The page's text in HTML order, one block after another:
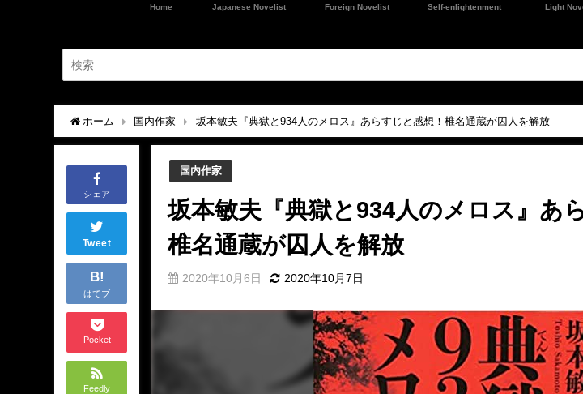
Home Japanese Novelist Foreign Novelist Self-enlightenment Light
ホーム 国内作家 坂本敏夫『典獄と934人のメロス』あらすじと感想！椎名通蔵が囚人を解放
シェア
Tweet
B!
はてブ
Pocket
Feedly
国内作家
坂本敏夫『典獄と934人のメロス』あ
椎名通蔵が囚人を解放
2020年10月6日 2020年10月7日